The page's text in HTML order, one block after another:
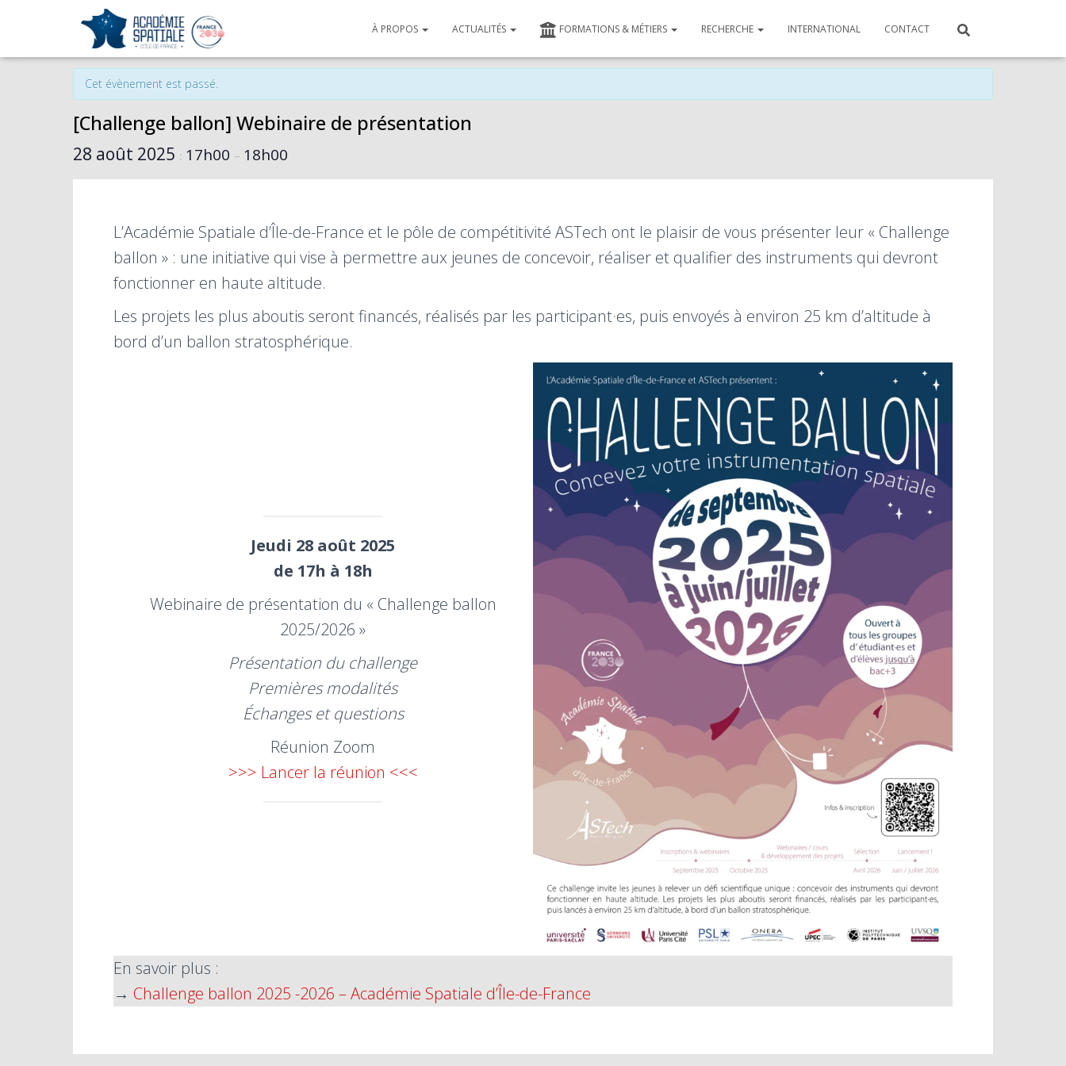
À PROPOS ACTUALITÉS FORMATIONS & MÉTIERS RECHERCHE INTERNATIONAL CONTACT
« Tous les Évènements
Cet évènement est passé.
[Challenge ballon] Webinaire de présentation
28 août 2025 : 17h00 – 18h00
L’Académie Spatiale d’Île-de-France et le pôle de compétitivité ASTech ont le plaisir de vous présenter leur « Challenge
ballon » : une initiative qui vise à permettre aux jeunes de concevoir, réaliser et qualifier des instruments qui devront
fonctionner en haute altitude.
Les projets les plus aboutis seront financés, réalisés par les participant·es, puis envoyés à environ 25 km d’altitude à
bord d’un ballon stratosphérique.
Jeudi 28 août 2025
de 17h à 18h
Webinaire de présentation du « Challenge ballon
2025/2026 »
Présentation du challenge
Premières modalités
Échanges et questions
Réunion Zoom
>>> Lancer la réunion <<<
En savoir plus :
→ Challenge ballon 2025 -2026 – Académie Spatiale d’Île-de-France